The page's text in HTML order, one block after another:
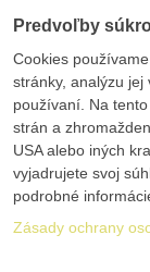
Predvoľby
Cookies
stránky, analýzu
používaní. Na
strán a
USA alebo iných
vyjadrujete svoj
podrobné
Zásady ochrany